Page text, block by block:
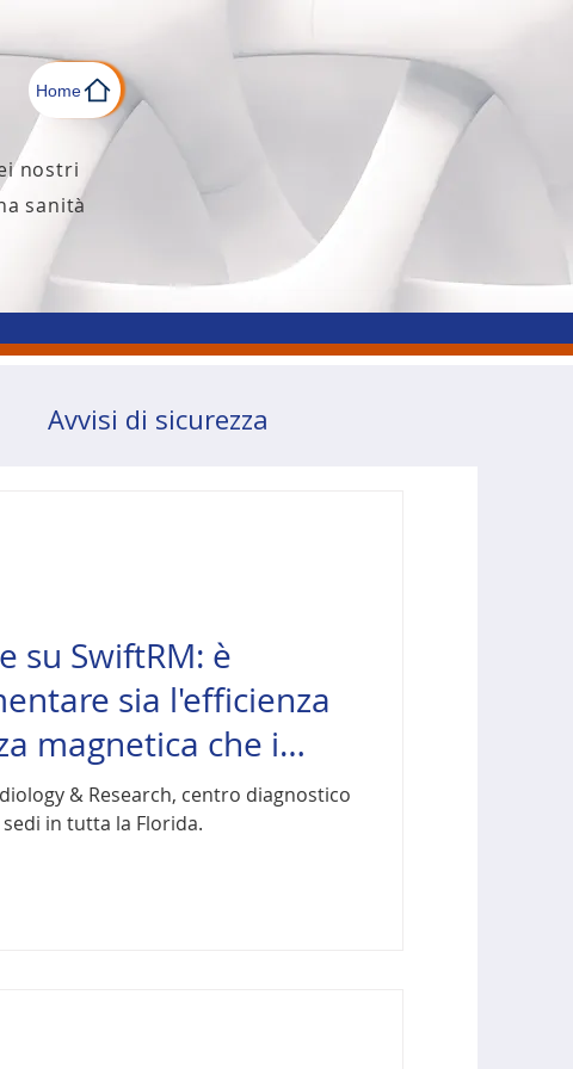
Home
nostri
sanità
Avvisi di sicurezza
su SwiftRM: è
sia l'efficienza
magnetica che i
& Research, centro diagnostico
in tutta la Florida.